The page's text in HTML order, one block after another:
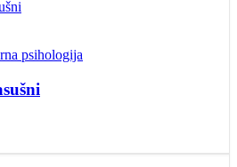
psihologija